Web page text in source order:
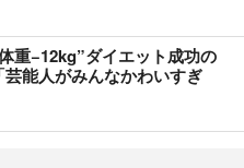
重−12kg”ダイエット成功の
能人がみんなかわいすぎ